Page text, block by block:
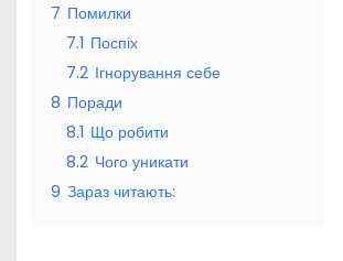
7 Помилки
7.1 Поспіх
7.2 Ігнорування себе
8 Поради
8.1 Що робити
8.2 Чого уникати
9 Зараз читають: